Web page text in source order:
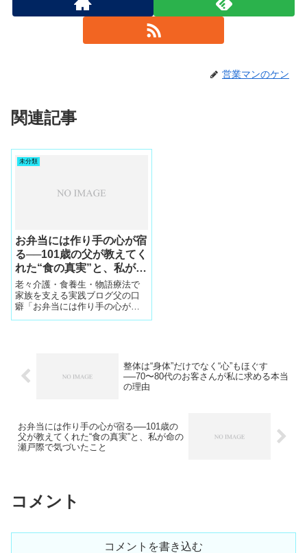
営業マンのケン
関連記事
未分類
お弁当には作り手の心が宿
る──101歳の父が教えてく
れた“食の真実”と、私が命
の瀬戸際で気づいたこと
老々介護・食養生・物語療法で
家族を支える実践ブログ父の口
癖「お弁当には作り手の心が宿
る」101歳で亡くなった父には、
は長い間、 「美味しい香りがす
るからだろ...
整体は“身体”だけでなく“心”もほぐす
──70〜80代のお客さんが私に求める本当
の理由
お弁当には作り手の心が宿る──101歳の
父が教えてくれた“食の真実”と、私が命の
瀬戸際で気づいたこと
コメント
コメントを書き込む